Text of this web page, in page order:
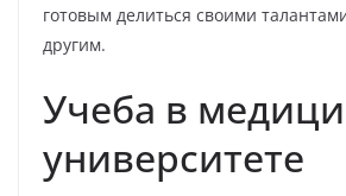
готовым делиться своими
другим.
Учеба в
университете